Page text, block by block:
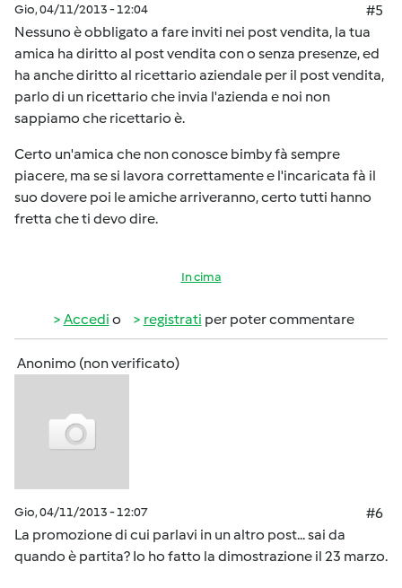
Gio, 04/11/2013 - 12:04
#5
Nessuno è obbligato a fare inviti nei post vendita, la tua
amica ha diritto al post vendita con o senza presenze, ed
ha anche diritto al ricettario aziendale per il post vendita,
parlo di un ricettario che invia l'azienda e noi non
sappiamo che ricettario è.
Certo un'amica che non conosce bimby fà sempre
piacere, ma se si lavora correttamente e l'incaricata fà il
suo dovere poi le amiche arriveranno, certo tutti hanno
fretta che ti devo dire.
In cima
Accedi o registrati per poter commentare
Anonimo (non verificato)
Gio, 04/11/2013 - 12:07
#6
La promozione di cui parlavi in un altro post... sai da
quando è partita? Io ho fatto la dimostrazione il 23 marzo.